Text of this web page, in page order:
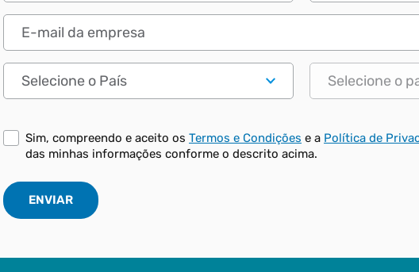
E-mail da empresa
País Estado
Sim, compreendo e aceito os Termos e Condições e a Política de
das minhas informações conforme o descrito acima.